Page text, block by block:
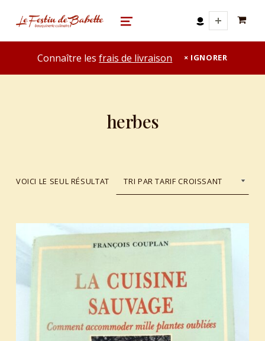
le festin de babette
"LE FESTIN DE BABETTE" – BOUQUINERIE GASTRONOMIQUE MENU
Connaître lesfrais de livraison IGNORER
herbes
VOICI LE SEUL RÉSULTAT
List of products